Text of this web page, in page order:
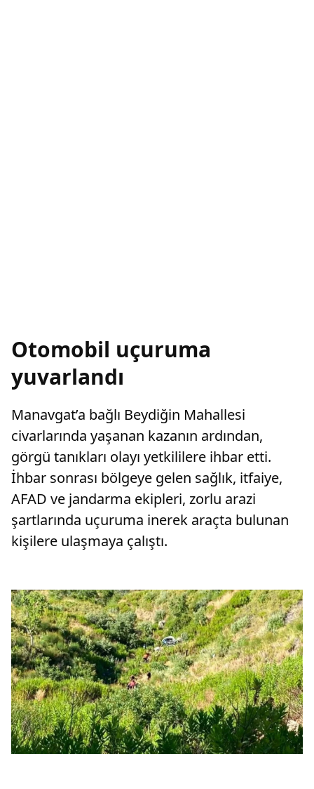
Otomobil uçuruma
yuvarlandı
Manavgat’a bağlı Beydiğin Mahallesi
civarlarında yaşanan kazanın ardından,
görgü tanıkları olayı yetkililere ihbar etti.
İhbar sonrası bölgeye gelen sağlık, itfaiye,
AFAD ve jandarma ekipleri, zorlu arazi
şartlarında uçuruma inerek araçta bulunan
kişilere ulaşmaya çalıştı.